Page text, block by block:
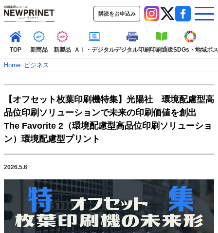
購読をお申込み
TOP 新商品 新製品 ＡＩ・デジタルデジタル印刷印刷通販SDGs・地域ポ
TOP
新着記事 特集記事
動画コンテンツ
インタビュー
コレクション
カテゴリー一覧
新商品 新製品 ＡＩ・デジタル デジタル印刷
印刷通販
SDGs・地域
市場・統計
人事・移転・異動・訃報
特集記事カテゴリー一覧
2022 見える化・MIS特集
特集・デジタル印刷 アイデアで勝負！ ～多様なビジネス・多彩な商材～
Home–ビジネス
【オフセット枚葉印刷機特集】光陽社 環境配慮型高
品位印刷ソリューションで未来の印刷価値を創出
The Favorite 2（環境配慮型高品位印刷ソリューショ
ン）環境配慮型プリント
2026.5.6